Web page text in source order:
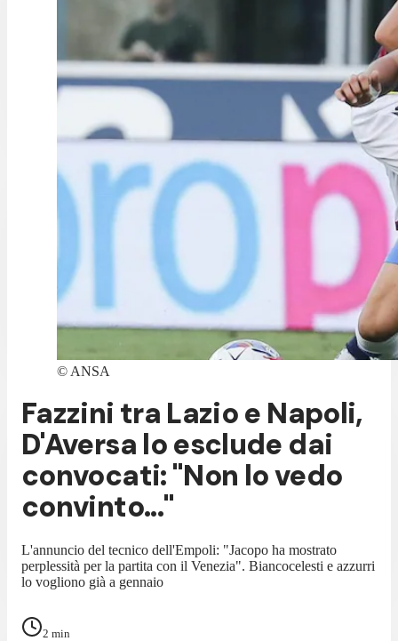
© ANSA
Fazzini tra Lazio e Napoli,
D'Aversa lo esclude dai
convocati: "Non lo vedo
convinto..."
L'annuncio del tecnico dell'Empoli: "Jacopo ha mostrato
perplessità per la partita con il Venezia". Biancocelesti e azzurri
lo vogliono già a gennaio
2 min